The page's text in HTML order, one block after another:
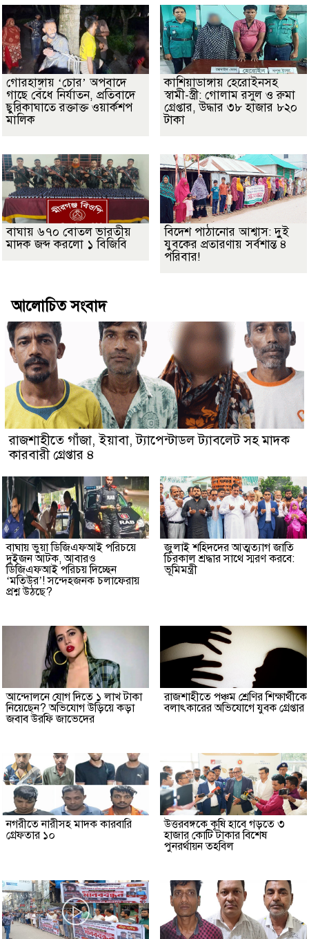
গোরহাঙ্গায় ‘চোর’ অপবাদে
গাছে বেঁধে নির্যাতন, প্রতিবাদে
ছুরিকাঘাতে রক্তাক্ত ওয়ার্কশপ
মালিক
কাশিয়াডাঙ্গায় হেরোইনসহ
স্বামী-স্ত্রী: গোলাম রসুল ও রুমা
গ্রেপ্তার, উদ্ধার ৩৮ হাজার ৮২০
টাকা
বাঘায় ৬৭০ বোতল ভারতীয়
মাদক জব্দ করলো ১ বিজিবি
বিদেশ পাঠানোর আশ্বাস: দুুই
যুবকের প্রতারণায় সর্বশান্ত ৪
পরিবার!
আলোচিত সংবাদ
রাজশাহীতে গাঁজা, ইয়াবা, ট্যাপেন্টাডল ট্যাবলেট সহ মাদক
কারবারী গ্রেপ্তার ৪
বাঘায় ভুয়া ডিজিএফআই পরিচয়ে
দুইজন আটক, আবারও
ডিজিএফআই পরিচয় দিচ্ছেন
‘মতিউর’! সন্দেহজনক চলাফেরায়
প্রশ্ন উঠছে?
জুলাই শহিদদের আত্মত্যাগ জাতি
চিরকাল শ্রদ্ধার সাথে স্মরণ করবে:
ভূমিমন্ত্রী
আন্দোলনে যোগ দিতে ১ লাখ টাকা
নিয়েছেন? অভিযোগ উড়িয়ে কড়া
জবাব উরফি জাভেদের
রাজশাহীতে পঞ্চম শ্রেণির শিক্ষার্থীকে
বলাৎকারের অভিযোগে যুবক গ্রেপ্তার
নগরীতে নারীসহ মাদক কারবারি
গ্রেফতার ১০
উত্তরবঙ্গকে কৃষি হাবে গড়তে ৩
হাজার কোটি টাকার বিশেষ
পুনরর্থায়ন তহবিল